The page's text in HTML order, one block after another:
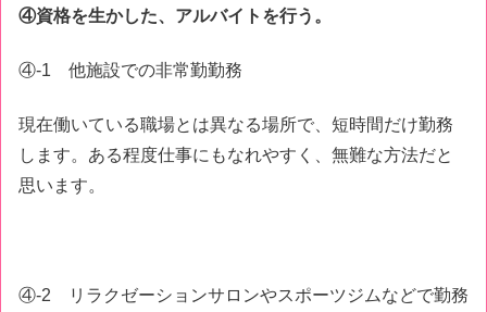
④資格を生かした、アルバイトを行う。
④-1 他施設での非常勤勤務
現在働いている職場とは異なる場所で、短時間だけ勤務
します。ある程度仕事にもなれやすく、無難な方法だと
思います。
④-2 リラクゼーションサロンやスポーツジムなどで勤務